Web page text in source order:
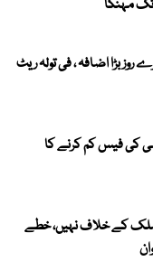
بڑا اضافہ ، فی تولہ ریٹ
کی فیس کم کرنے کا
کے خلاف نہیں، خطے